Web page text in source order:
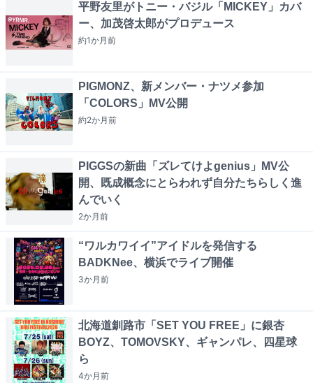
平野友里がトニー・バジル「MICKEY」カバ
ー、加茂啓太郎がプロデュース
約1か月前
PIGMONZ、新メンバー・ナツメ参加
「COLORS」MV公開
約2か月前
PIGGSの新曲「ズレてけよgenius」MV公
開、既成概念にとらわれず自分たちらしく進
んでいく
2か月前
“ワルカワイイ”アイドルを発信する
BADKNee、横浜でライブ開催
3か月前
北海道釧路市「SET YOU FREE」に銀杏
BOYZ、TOMOVSKY、ギャンパレ、四星球
ら
4か月前